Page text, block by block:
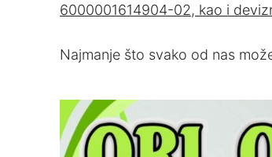
6000001614904-02, kao i
Najmanje što svako od nas